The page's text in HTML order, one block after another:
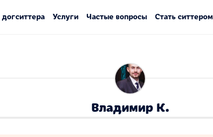
Услуги Частые вопросы Стать ситтером
Владимир К.